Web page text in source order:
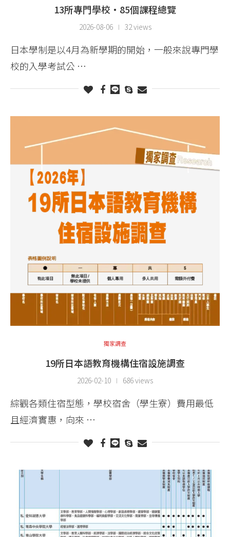
13所專門學校・85個課程總覽
2026-08-06 32 views
日本學制是以4月為新學期的開始，一般來說專門學
校的入學考試公 …
獨家調查
19所日本語教育機構住宿設施調查
2026-02-10 686 views
綜觀各類住宿型態，學校宿舍（學生寮）費用最低
且經濟實惠，向來 …